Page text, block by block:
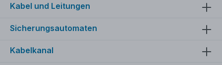
Kabel und Leitungen
Sicherungsautomaten
Kabelkanal